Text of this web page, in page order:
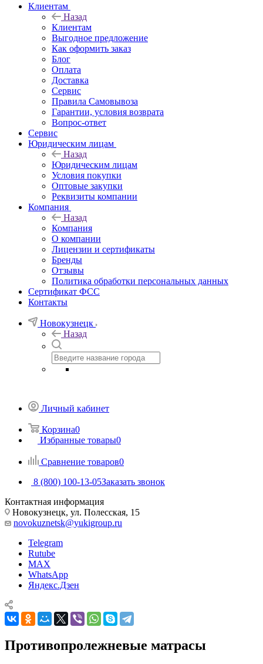
Клиентам
Назад
Клиентам
Выгодное предложение
Как оформить заказ
Блог
Оплата
Доставка
Сервис
Правила Самовывоза
Гарантии, условия возврата
Вопрос-ответ
Сервис
Юридическим лицам
Назад
Юридическим лицам
Условия покупки
Оптовые закупки
Реквизиты компании
Компания
Назад
Компания
О компании
Лицензии и сертификаты
Бренды
Отзывы
Политика обработки персональных данных
Сертификат ФСС
Контакты
Новокузнецк
Назад
Личный кабинет
Корзина0
Избранные товары0
Сравнение товаров0
8 (800) 100-13-05Заказать звонок
Контактная информация
Новокузнецк, ул. Полесская, 15
novokuznetsk@yukigroup.ru
Telegram
Rutube
MAX
WhatsApp
Яндекс.Дзен
Противопролежневые матрасы